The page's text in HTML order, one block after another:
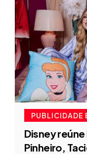
PUBLICIDADE
Disney
Pinheiro,